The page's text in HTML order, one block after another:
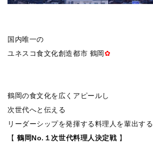
国内唯一の
ユネスコ食文化創造都市 鶴岡✿
鶴岡の食文化を広くアピールし
次世代へと伝える
リーダーシップを発揮する料理人を輩出する
【鶴岡No.１次世代料理人決定戦 】